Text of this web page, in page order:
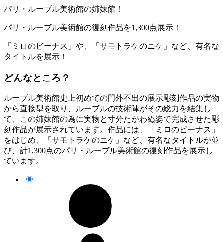
パリ・ルーブル美術館の姉妹館！
パリ・ルーブル美術館の復刻作品を1,300点展示！
「ミロのビーナス」や、「サモトラケのニケ」など、有名な
タイトルを展示！
どんなところ？
ルーブル美術館史上初めての門外不出の展示彫刻作品の実物
から直接型を取り、ルーブルの技術陣がその総力を結集し
て、この姉妹館の為に実物と寸分たがわぬ姿で完成させた彫
刻作品が展示されています。作品には、「ミロのビーナス」
をはじめ、「サモトラケのニケ」など、有名なタイトルが並
び、計1,300点のパリ・ルーブル美術館の復刻作品を展示し
ています。